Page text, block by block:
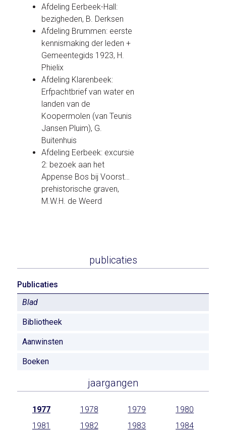
Afdeling Eerbeek-Hall:
bezigheden, B. Derksen
Afdeling Brummen: eerste
kennismaking der leden +
Gemeentegids 1923, H.
Phielix
Afdeling Klarenbeek:
Erfpachtbrief van water en
landen van de
Koopermolen (van Teunis
Jansen Pluim), G.
Buitenhuis
Afdeling Eerbeek: excursie
2: bezoek aan het
Appense Bos bij Voorst…
prehistorische graven,
M.W.H. de Weerd
publicaties
Publicaties
Blad
Bibliotheek
Aanwinsten
Boeken
jaargangen
1977 1978 1979
1980
1981
1982 1983 1984